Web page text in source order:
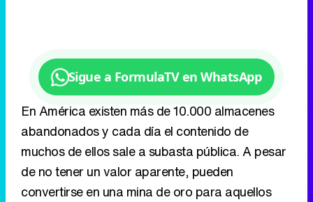
Sigue a FormulaTV en WhatsApp
En América existen más de 10.000 almacenes
abandonados y cada día el contenido de
muchos de ellos sale a subasta pública. A pesar
de no tener un valor aparente, pueden
convertirse en una mina de oro para aquellos